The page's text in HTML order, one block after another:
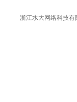
浙江水大网络科技